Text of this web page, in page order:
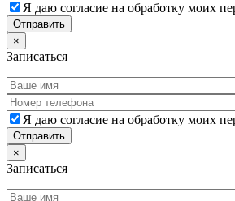
Я даю согласие на обработку моих
×
Записаться
Я даю согласие на обработку моих
×
Записаться